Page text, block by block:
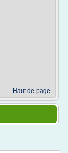
Haut de page